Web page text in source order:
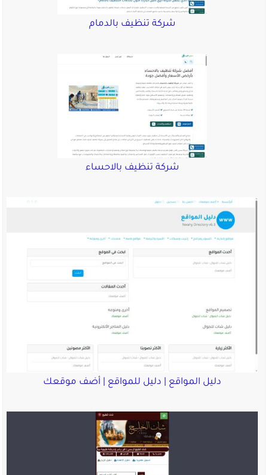
شركة تنظيف بالدمام
شركة تنظيف بالاحساء
دليل المواقع | دليل للمواقع | أضف موقعك